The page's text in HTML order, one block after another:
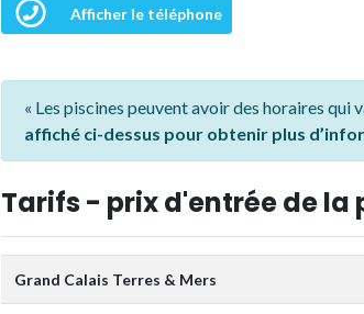
Afficher le téléphone
« Les piscines peuvent avoir des horaires qui
affiché ci-dessus pour obtenir plus
Tarifs - prix d'entrée de la
Grand Calais Terres & Mers